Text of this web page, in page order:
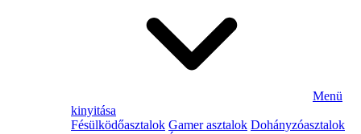
Menü
kinyitása
Fésülködőasztalok Gamer asztalok Dohányzóasztalok